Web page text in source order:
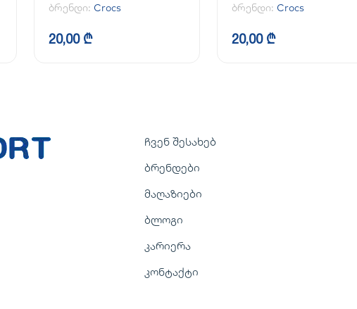
ბრენდი: Crocs
20,00 ₾
ბრენდი: Crocs
20,00 ₾
ჩვენ შესახებ
ბრენდები
მაღაზიები
ბლოგი
კარიერა
კონტაქტი